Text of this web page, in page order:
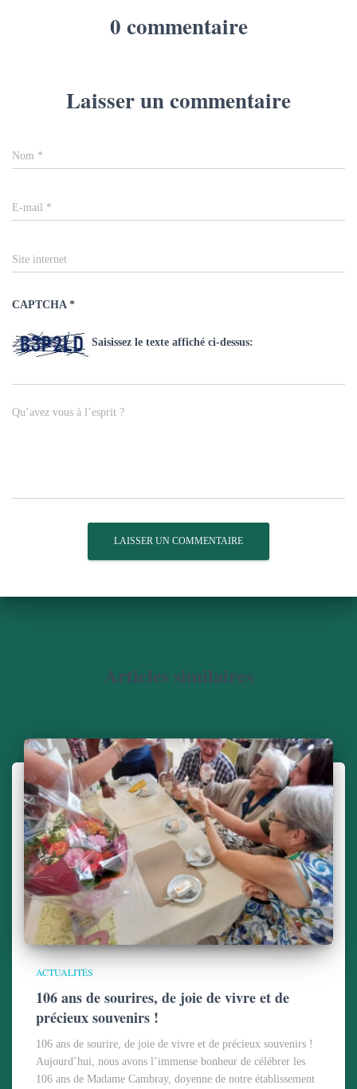
0 commentaire
Laisser un commentaire
Nom *
E-mail *
Site internet
CAPTCHA *
Saisissez le texte affiché ci-dessus:
Qu’avez vous à l’esprit ?
Articles similaires
ACTUALITÉS
106 ans de sourires, de joie de vivre et de
précieux souvenirs !
106 ans de sourire, de joie de vivre et de précieux souvenirs !
Aujourd’hui, nous avons l’immense bonheur de célébrer les
106 ans de Madame Cambray, doyenne de notre établissement